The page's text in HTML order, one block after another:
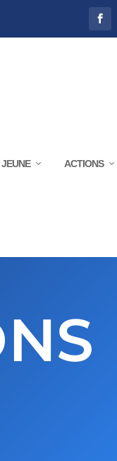
ACTIONS